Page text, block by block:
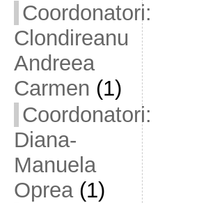
Coordonatori:
Clondireanu
Andreea
Carmen (1)
Coordonatori:
Diana-
Manuela
Oprea(1)